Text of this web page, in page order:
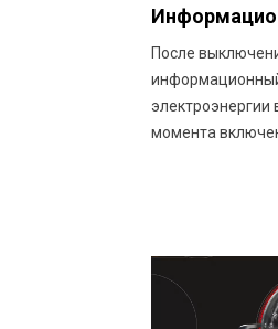
После
электроэнергии
момента